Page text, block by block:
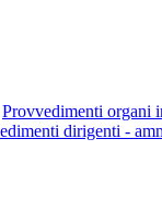
Provvedimenti organi
dirigenti -